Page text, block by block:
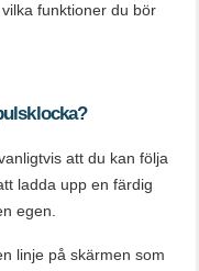
funktioner du bör
att du kan följa
ladda upp en färdig
egen.
linje på skärmen som